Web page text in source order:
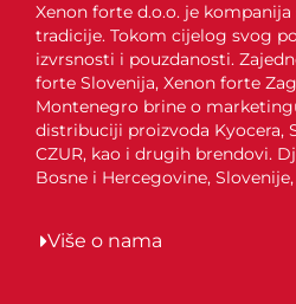
Xenon forte d.o.o. je
tradicije. Tokom cijelog svog
izvrsnosti i pouzdanosti.
forte Slovenija, Xenon forte
Montenegro brine o
distribuciji proizvoda Kyocera,
CZUR, kao i drugih brendovi.
Bosne i Hercegovine,
Više o nama